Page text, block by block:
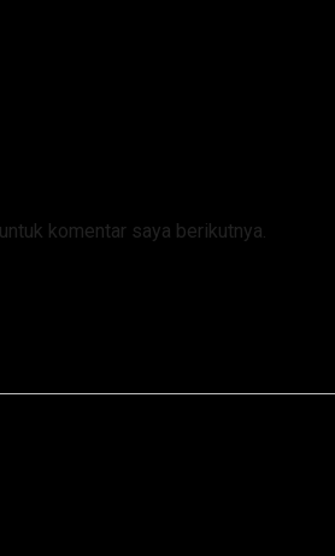
komentar saya berikutnya.